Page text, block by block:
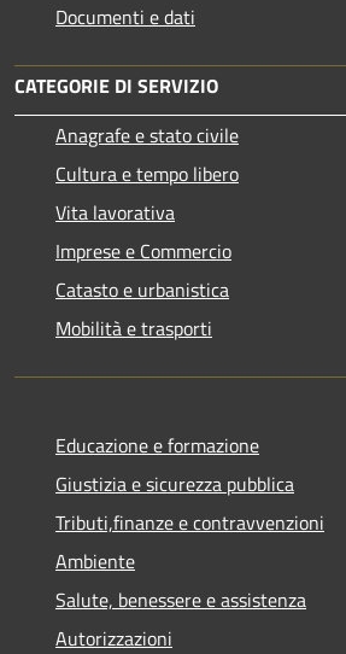
Documenti e dati
CATEGORIE DI SERVIZIO
Anagrafe e stato civile
Cultura e tempo libero
Vita lavorativa
Imprese e Commercio
Catasto e urbanistica
Mobilità e trasporti
Educazione e formazione
Giustizia e sicurezza pubblica
Tributi,finanze e contravvenzioni
Ambiente
Salute, benessere e assistenza
Autorizzazioni